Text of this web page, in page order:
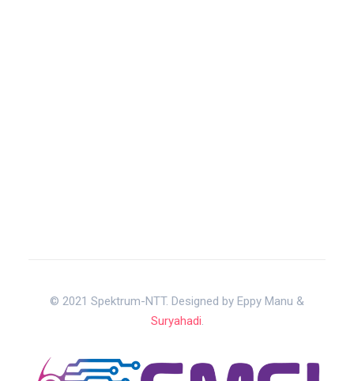
© 2021 Spektrum-NTT. Designed by Eppy Manu &
Suryahadi